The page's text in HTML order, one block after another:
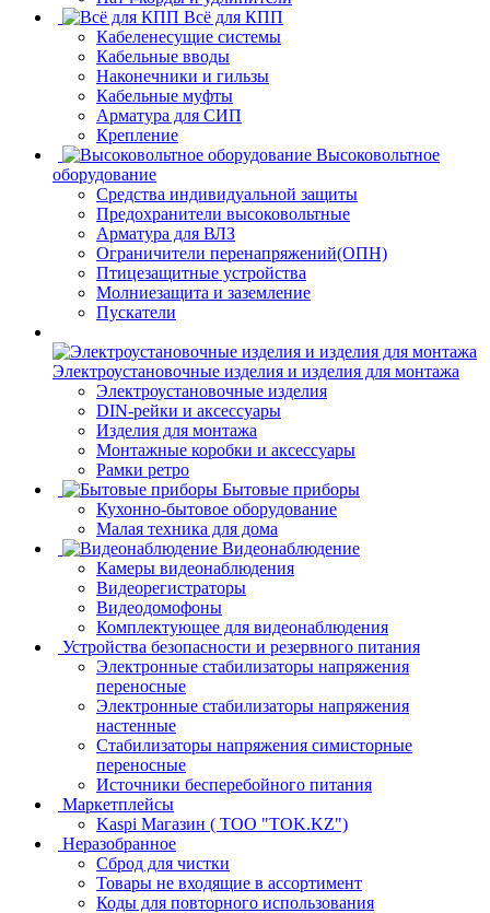
Всё для КПП
Кабеленесущие системы
Кабельные вводы
Наконечники и гильзы
Кабельные муфты
Арматура для СИП
Крепление
Высоковольтное
оборудование
Средства индивидуальной защиты
Предохранители высоковольтные
Арматура для ВЛЗ
Ограничители перенапряжений(ОПН)
Птицезащитные устройства
Молниезащита и заземление
Пускатели
Электроустановочные изделия и изделия для монтажа
Электроустановочные изделия
DIN-рейки и аксессуары
Изделия для монтажа
Монтажные коробки и аксессуары
Рамки ретро
Бытовые приборы
Кухонно-бытовое оборудование
Малая техника для дома
Видеонаблюдение
Камеры видеонаблюдения
Видеорегистраторы
Видеодомофоны
Комплектующее для видеонаблюдения
Устройства безопасности и резервного питания
Электронные стабилизаторы напряжения
переносные
Электронные стабилизаторы напряжения
настенные
Стабилизаторы напряжения симисторные
переносные
Источники бесперебойного питания
Маркетплейсы
Kaspi Магазин ( ТОО "TOK.KZ")
Неразобранное
Сброд для чистки
Товары не входящие в ассортимент
Коды для повторного использования